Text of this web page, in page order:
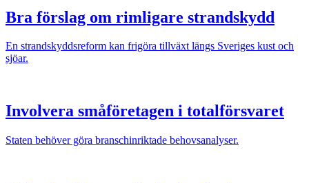
Bra förslag om rimligare strandskydd
En strandskyddsreform kan frigöra tillväxt längs Sveriges kust och
sjöar.
Involvera småföretagen i totalförsvaret
Staten behöver göra branschinriktade behovsanalyser.